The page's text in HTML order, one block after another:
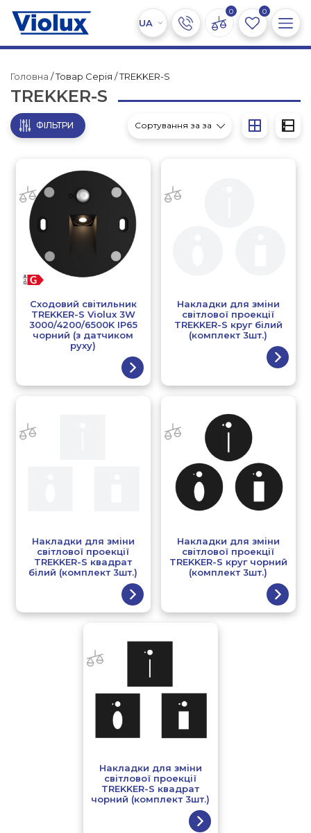
0 0
Головна / Товар Серія / TREKKER-S
TREKKER-S
ФІЛЬТРИ
Сходовий світильник
TREKKER-S Violux 3W
3000/4200/6500K IP65
чорний (з датчиком
руху)
Накладки для зміни
світлової проекції
TREKKER-S круг білий
(комплект 3шт.)
Накладки для зміни
світлової проекції
TREKKER-S квадрат
білий (комплект 3шт.)
Накладки для зміни
світлової проекції
TREKKER-S круг чорний
(комплект 3шт.)
Накладки для зміни
світлової проекції
TREKKER-S квадрат
чорний (комплект 3шт.)